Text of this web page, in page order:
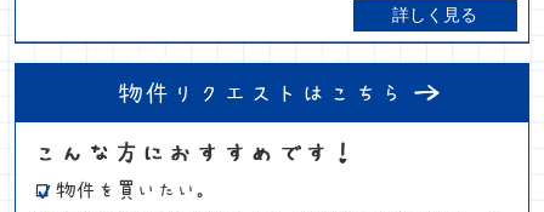
詳しく見る